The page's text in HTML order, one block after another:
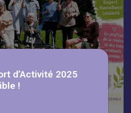
d’Activité 2025
!